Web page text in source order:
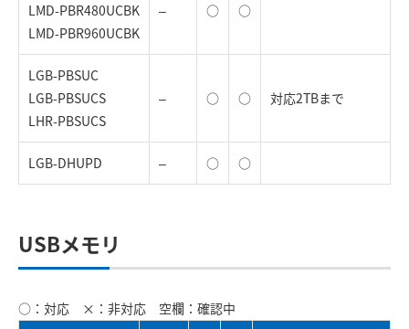
LMD-PBR480UCBK
LMD-PBR960UCBK
– ○ ○
LGB-PBSUC
LGB-PBSUCS
LHR-PBSUCS
– ○ ○ 対応2TBまで
LGB-DHUPD – ○ ○
USBメモリ
○：対応 ×：非対応 空欄：確認中